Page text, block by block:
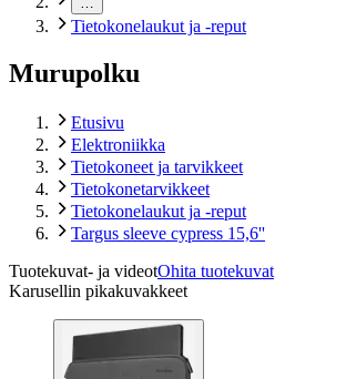
Tietokonelaukut ja -reput
Murupolku
Etusivu
Elektroniikka
Tietokoneet ja tarvikkeet
Tietokonetarvikkeet
Tietokonelaukut ja -reput
Targus sleeve cypress 15,6''
Tuotekuvat- ja videotOhita tuotekuvat
Karusellin pikakuvakkeet